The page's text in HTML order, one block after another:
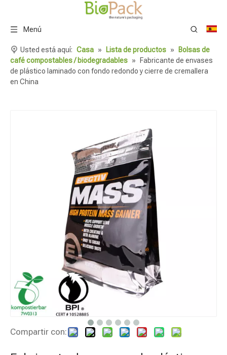
Menú
Usted está aquí: Casa » Lista de productos »
Bolsas de
café compostables / biodegradables »
Fabricante de envases
de plástico laminado con fondo redondo y cierre de cremallera
en China
Compartir con: